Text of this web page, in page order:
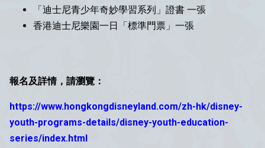
「迪士尼青少年奇妙學習系列」證書 一張
香港迪士尼樂園一日「標準門票」一張
報名及詳情，請瀏覽：
https://www.hongkongdisneyland.com/zh-hk/disney-
youth-programs-details/disney-youth-education-
series/index.html